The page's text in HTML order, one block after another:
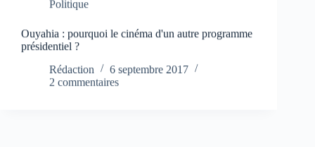
Politique
Ouyahia : pourquoi le cinéma d'un autre programme
présidentiel ?
Rédaction
6 septembre 2017
2 commentaires